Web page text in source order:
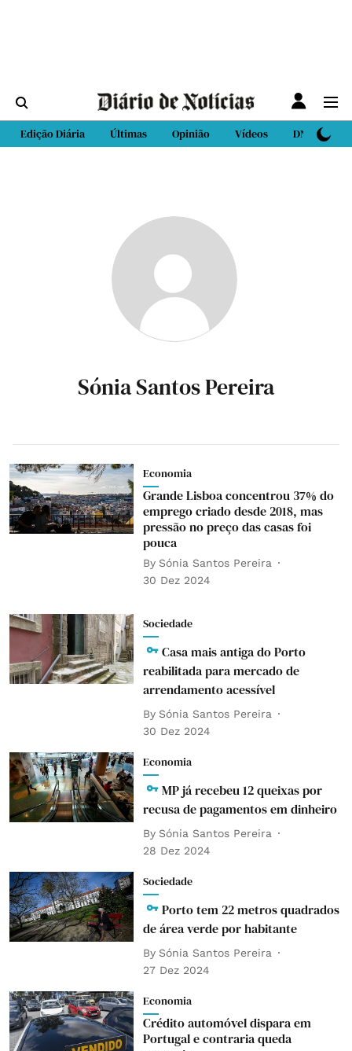
Edição Diária Últimas Opinião Vídeos DN Sport
Sónia Santos Pereira
Economia
Grande Lisboa concentrou 37% do
emprego criado desde 2018, mas
pressão no preço das casas foi
pouca
By Sónia Santos Pereira
30 Dez 2024
Sociedade
Casa mais antiga do Porto
reabilitada para mercado de
arrendamento acessível
By Sónia Santos Pereira
30 Dez 2024
Economia
MP já recebeu 12 queixas por
recusa de pagamentos em dinheiro
By Sónia Santos Pereira
28 Dez 2024
Sociedade
Porto tem 22 metros quadrados
de área verde por habitante
By Sónia Santos Pereira
27 Dez 2024
Economia
Crédito automóvel dispara em
Portugal e contraria queda